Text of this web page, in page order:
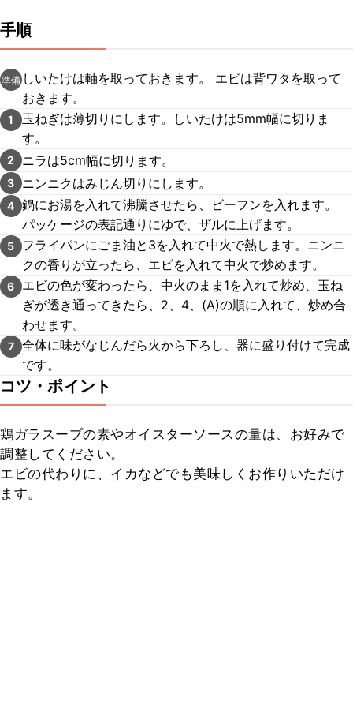
手順
準備 しいたけは軸を取っておきます。 エビは背ワタを取って
おきます。
1
玉ねぎは薄切りにします。しいたけは5mm幅に切りま
す。
2 ニラは5cm幅に切ります。
3 ニンニクはみじん切りにします。
4 鍋にお湯を入れて沸騰させたら、ビーフンを入れます。
パッケージの表記通りにゆで、ザルに上げます。
5
フライパンにごま油と3を入れて中火で熱します。ニンニ
クの香りが立ったら、エビを入れて中火で炒めます。
6
エビの色が変わったら、中火のまま1を入れて炒め、玉ね
ぎが透き通ってきたら、2、4、(A)の順に入れて、炒め合
わせます。
7 全体に味がなじんだら火から下ろし、器に盛り付けて完成
です。
コツ・ポイント
鶏ガラスープの素やオイスターソースの量は、お好みで
調整してください。
エビの代わりに、イカなどでも美味しくお作りいただけ
ます。